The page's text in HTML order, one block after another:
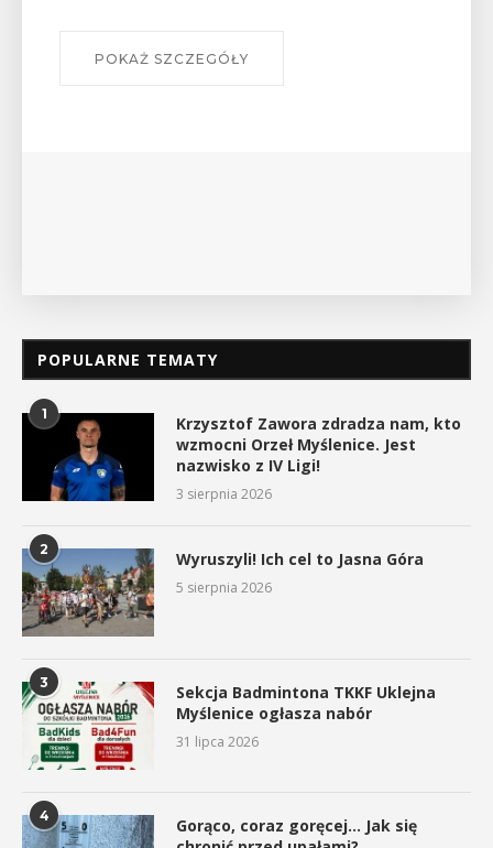
W środę 12 sierpnia o godz. 17 w Miejskiej
POPULARNE TEMATY
1
Krzysztof Zawora zdradza nam, kto
wzmocni Orzeł Myślenice. Jest
nazwisko z IV Ligi!
3 sierpnia 2026
2 Wyruszyli! Ich cel to Jasna Góra
5 sierpnia 2026
3
Sekcja Badmintona TKKF Uklejna
Myślenice ogłasza nabór
31 lipca 2026
4
Gorąco, coraz goręcej… Jak się